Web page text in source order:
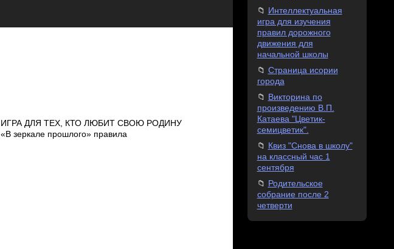
ИГРА ДЛЯ ТЕХ, КТО ЛЮБИТ СВОЮ РОДИНУ
«В зеркале прошлого» правила
Интеллектуальная
игра для изучения
правил дорожного
движения для
начальной школы
Страница исории
города
Викторина по
произведению В.П.
Катаева "Цветик-
семицветик".
Квиз "Снова в школу"
на классный час 1
сентября
Родительское
собрание после 2
четверти